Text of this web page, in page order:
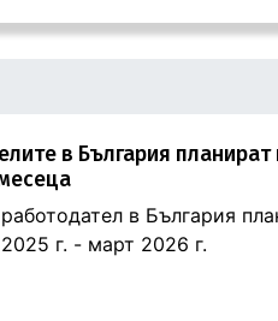
в България
в България
г. - март 2026 г.